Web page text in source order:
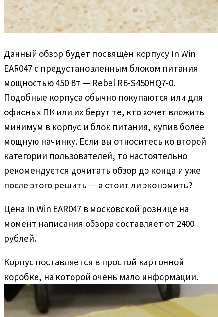
Данный обзор будет посвящён корпусу In Win
EAR047 с предустановленным блоком питания
мощностью 450 Вт — Rebel RB-S450HQ7-0.
Подобные корпуса обычно покупаются или для
офисных ПК или их берут те, кто хочет вложить
минимум в корпус и блок питания, купив более
мощную начинку. Если вы относитесь ко второй
категории пользователей, то настоятельно
рекомендуется дочитать обзор до конца и уже
после этого решить — а стоит ли экономить?
Цена In Win EAR047 в московской рознице на
момент написания обзора составляет от 2400
рублей.
Корпус поставляется в простой картонной
коробке, на которой очень мало информации.